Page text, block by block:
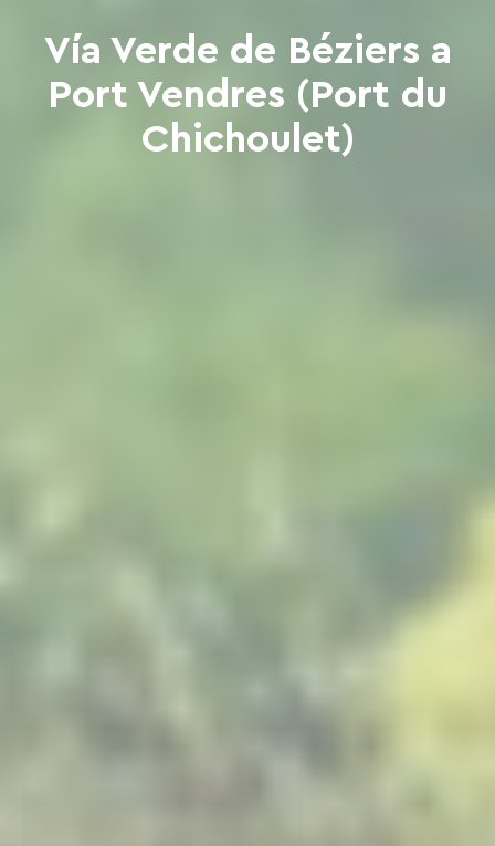
Vía Verde de Béziers a
Port Vendres (Port du
Chichoulet)